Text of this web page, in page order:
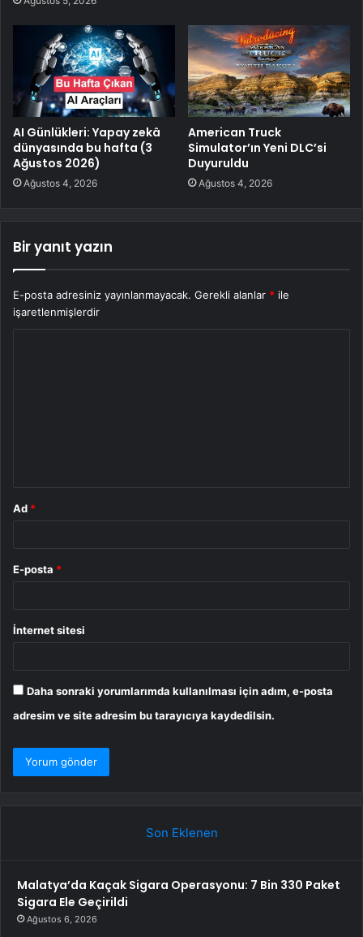
AI Günlükleri: Yapay zekâ
dünyasında bu hafta (3
Ağustos 2026)
Ağustos 4, 2026
American Truck
Simulator’ın Yeni DLC’si
Duyuruldu
Ağustos 4, 2026
Bir yanıt yazın
E-posta adresiniz yayınlanmayacak. Gerekli alanlar * ile
işaretlenmişlerdir
Ad *
E-posta *
İnternet sitesi
Daha sonraki yorumlarımda kullanılması için adım, e-posta
adresim ve site adresim bu tarayıcıya kaydedilsin.
Son Eklenen
Malatya’da Kaçak Sigara Operasyonu: 7 Bin 330 Paket
Sigara Ele Geçirildi
Ağustos 6, 2026